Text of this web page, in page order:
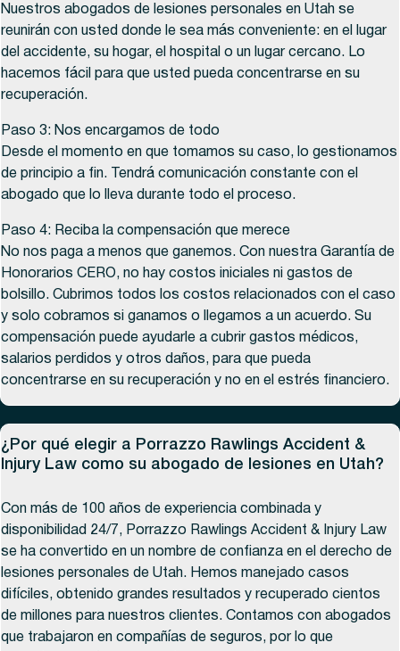
Nuestros abogados de lesiones personales en Utah se
reunirán con usted donde le sea más conveniente: en el lugar
del accidente, su hogar, el hospital o un lugar cercano. Lo
hacemos fácil para que usted pueda concentrarse en su
recuperación.
Paso 3: Nos encargamos de todo
Desde el momento en que tomamos su caso, lo gestionamos
de principio a fin. Tendrá comunicación constante con el
abogado que lo lleva durante todo el proceso.
Paso 4: Reciba la compensación que merece
No nos paga a menos que ganemos. Con nuestra Garantía de
Honorarios CERO, no hay costos iniciales ni gastos de
bolsillo. Cubrimos todos los costos relacionados con el caso
y solo cobramos si ganamos o llegamos a un acuerdo. Su
compensación puede ayudarle a cubrir gastos médicos,
salarios perdidos y otros daños, para que pueda
concentrarse en su recuperación y no en el estrés financiero.
¿Por qué elegir a Porrazzo Rawlings Accident &
Injury Law como su abogado de lesiones en Utah?
Con más de 100 años de experiencia combinada y
disponibilidad 24/7, Porrazzo Rawlings Accident & Injury Law
se ha convertido en un nombre de confianza en el derecho de
lesiones personales de Utah. Hemos manejado casos
difíciles, obtenido grandes resultados y recuperado cientos
de millones para nuestros clientes. Contamos con abogados
que trabajaron en compañías de seguros, por lo que